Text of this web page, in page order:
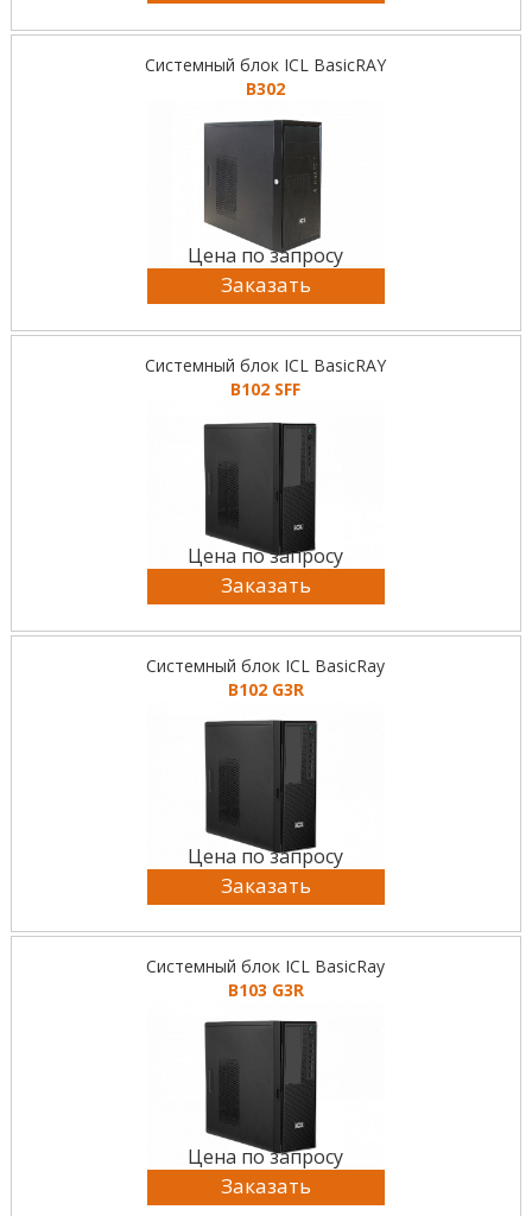
Системный блок ICL BasicRAY
B302
Цена по запросу
Заказать
Системный блок ICL BasicRAY
B102 SFF
Цена по запросу
Заказать
Системный блок ICL BasicRay
B102 G3R
Цена по запросу
Заказать
Системный блок ICL BasicRay
B103 G3R
Цена по запросу
Заказать